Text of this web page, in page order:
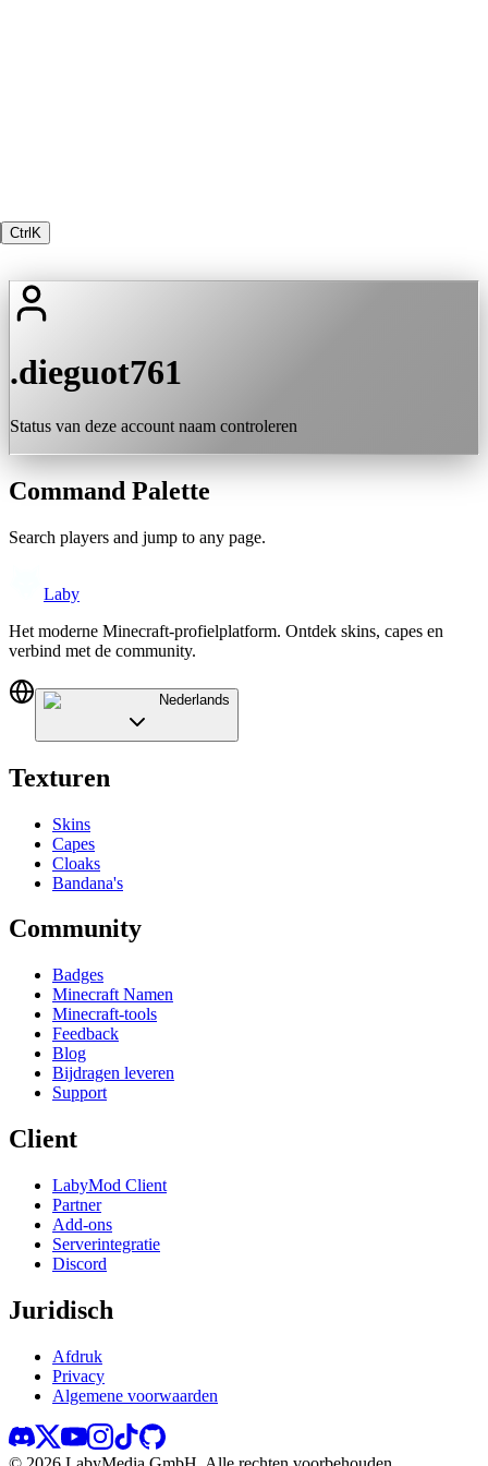
Ctrl K
.dieguot761
Status van deze account naam controleren
Command Palette
Search players and jump to any page.
Laby
Het moderne Minecraft-profielplatform. Ontdek skins, capes en
verbind met de community.
Nederlands
Texturen
Skins
Capes
Cloaks
Bandana's
Community
Badges
Minecraft Namen
Minecraft-tools
Feedback
Blog
Bijdragen leveren
Support
Client
LabyMod Client
Partner
Add-ons
Serverintegratie
Discord
Juridisch
Afdruk
Privacy
Algemene voorwaarden